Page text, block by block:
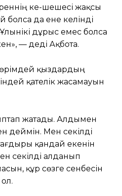
әке-шешесі жақсы
болса да ене келінді
дұрыс емес болса
— деді Ақбота.
қыздардың
қателік жасамауын
жатады. Алдымен
деймін. Мен секілді
қандай екенін
секілді алданып
құр сөзге сенбесін